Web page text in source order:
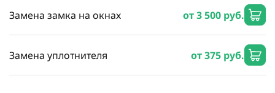
Замена замка на окнах от 3 500 руб.
Замена уплотнителя от 375 руб.